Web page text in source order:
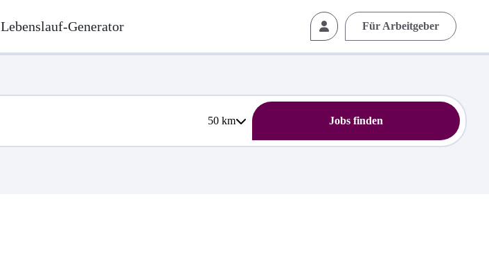
Lebenslauf-Generator Für Arbeitgeber
50km Jobs finden